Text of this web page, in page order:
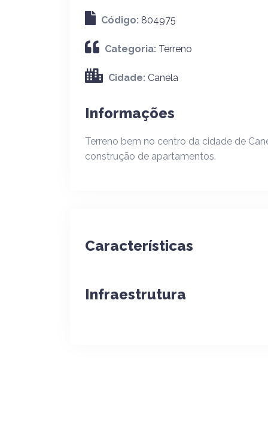
Código: 804975
Categoria: Terreno
Cidade: Canela
Informações
Terreno bem no centro da cidade de
construção de apartamentos.
Características
Infraestrutura